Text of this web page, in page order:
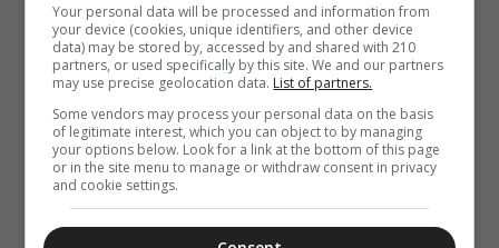
Your personal data will be processed and information from
your device (cookies, unique identifiers, and other device
data) may be stored by, accessed by and shared with 210
partners, or used specifically by this site. We and our partners
may use precise geolocation data. List of partners.
Some vendors may process your personal data on the basis
of legitimate interest, which you can object to by managing
your options below. Look for a link at the bottom of this page
or in the site menu to manage or withdraw consent in privacy
and cookie settings.